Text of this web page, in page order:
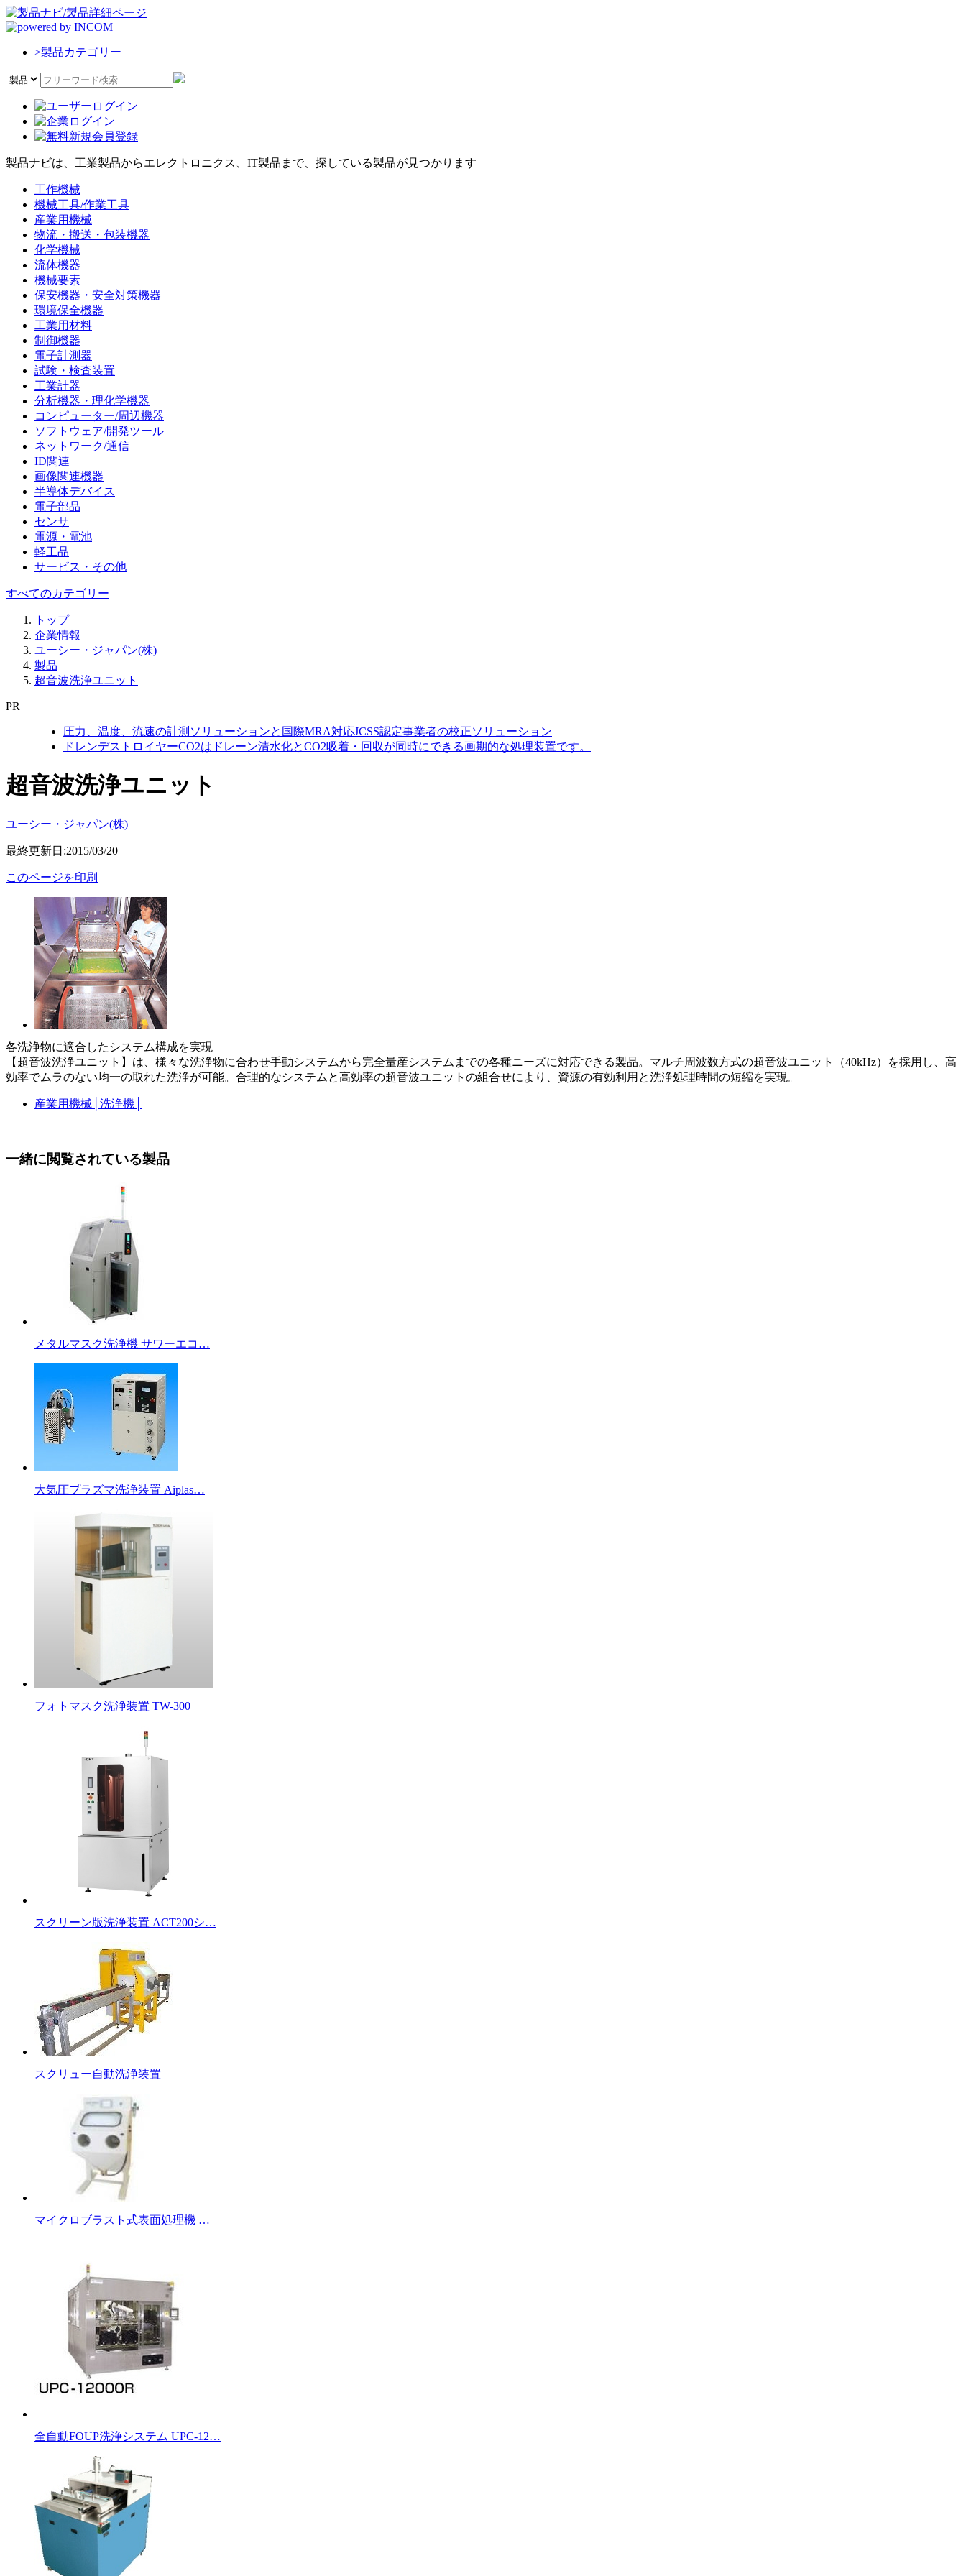
>製品カテゴリー
製品ナビは、工業製品からエレクトロニクス、IT製品まで、探している製品が見つかります
工作機械
機械工具/作業工具
産業用機械
物流・搬送・包装機器
化学機械
流体機器
機械要素
保安機器・安全対策機器
環境保全機器
工業用材料
制御機器
電子計測器
試験・検査装置
工業計器
分析機器・理化学機器
コンピューター/周辺機器
ソフトウェア/開発ツール
ネットワーク/通信
ID関連
画像関連機器
半導体デバイス
電子部品
センサ
電源・電池
軽工品
サービス・その他
すべてのカテゴリー
トップ
企業情報
ユーシー・ジャパン(株)
製品
超音波洗浄ユニット
PR
圧力、温度、流速の計測ソリューションと国際MRA対応JCSS認定事業者の校正ソリューション
ドレンデストロイヤーCO2はドレーン清水化とCO2吸着・回収が同時にできる画期的な処理装置です。
超音波洗浄ユニット
ユーシー・ジャパン(株)
最終更新日:2015/03/20
このページを印刷
各洗浄物に適合したシステム構成を実現
【超音波洗浄ユニット】は、様々な洗浄物に合わせ手動システムから完全量産システムまでの各種ニーズに対応できる製品。マルチ周波数方式の超音波ユニット（40kHz）を採用し、高
効率でムラのない均一の取れた洗浄が可能。合理的なシステムと高効率の超音波ユニットの組合せにより、資源の有効利用と洗浄処理時間の短縮を実現。
産業用機械 洗浄機
一緒に閲覧されている製品
メタルマスク洗浄機 サワーエコ…
大気圧プラズマ洗浄装置 Aiplas…
フォトマスク洗浄装置 TW-300
スクリーン版洗浄装置 ACT200シ…
スクリュー自動洗浄装置
マイクロブラスト式表面処理機 …
全自動FOUP洗浄システム UPC-12…